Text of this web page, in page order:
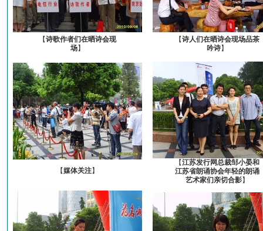
【诗歌作者们在晒诗会现
场】
【诗人们在晒诗会现场品茶
吟诗】
【媒体关注】
【江苏发行网总裁邹小晏和
江苏省朗诵协会年轻的朗诵
艺术家们亲切合影】